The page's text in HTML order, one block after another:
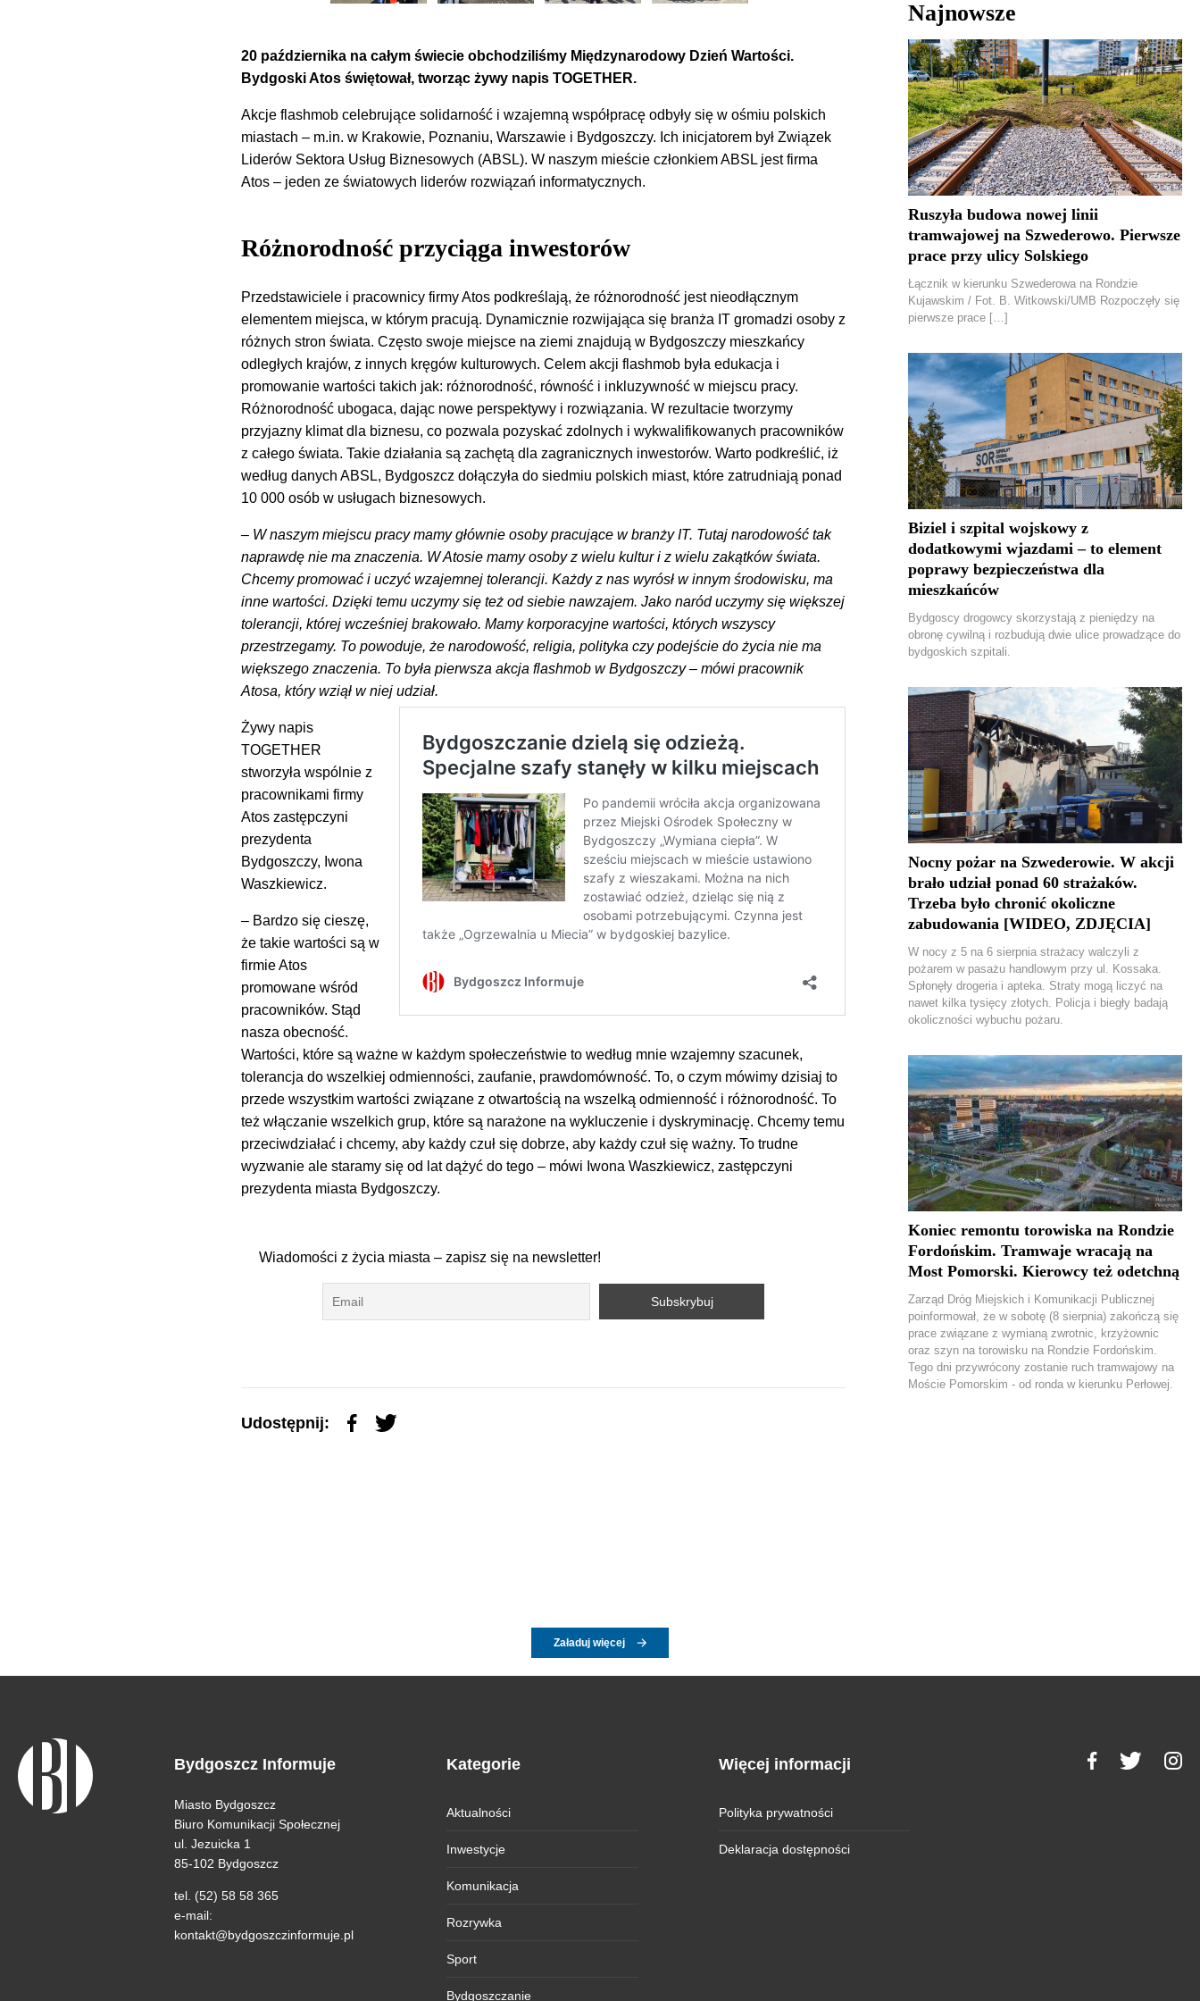
20 października na całym świecie obchodziliśmy Międzynarodowy Dzień Wartości.
Bydgoski Atos świętował, tworząc żywy napis TOGETHER.
Akcje flashmob celebrujące solidarność i wzajemną współpracę odbyły się w ośmiu polskich
miastach – m.in. w Krakowie, Poznaniu, Warszawie i Bydgoszczy. Ich inicjatorem był Związek
Liderów Sektora Usług Biznesowych (ABSL). W naszym mieście członkiem ABSL jest firma
Atos – jeden ze światowych liderów rozwiązań informatycznych.
Różnorodność przyciąga inwestorów
Przedstawiciele i pracownicy firmy Atos podkreślają, że różnorodność jest nieodłącznym
elementem miejsca, w którym pracują. Dynamicznie rozwijająca się branża IT gromadzi osoby z
różnych stron świata. Często swoje miejsce na ziemi znajdują w Bydgoszczy mieszkańcy
odległych krajów, z innych kręgów kulturowych. Celem akcji flashmob była edukacja i
promowanie wartości takich jak: różnorodność, równość i inkluzywność w miejscu pracy.
Różnorodność ubogaca, dając nowe perspektywy i rozwiązania. W rezultacie tworzymy
przyjazny klimat dla biznesu, co pozwala pozyskać zdolnych i wykwalifikowanych pracowników
z całego świata. Takie działania są zachętą dla zagranicznych inwestorów. Warto podkreślić, iż
według danych ABSL, Bydgoszcz dołączyła do siedmiu polskich miast, które zatrudniają ponad
10 000 osób w usługach biznesowych.
– W naszym miejscu pracy mamy głównie osoby pracujące w branży IT. Tutaj narodowość tak
naprawdę nie ma znaczenia. W Atosie mamy osoby z wielu kultur i z wielu zakątków świata.
Chcemy promować i uczyć wzajemnej tolerancji. Każdy z nas wyrósł w innym środowisku, ma
inne wartości. Dzięki temu uczymy się też od siebie nawzajem. Jako naród uczymy się większej
tolerancji, której wcześniej brakowało. Mamy korporacyjne wartości, których wszyscy
przestrzegamy. To powoduje, że narodowość, religia, polityka czy podejście do życia nie ma
większego znaczenia. To była pierwsza akcja flashmob w Bydgoszczy – mówi pracownik
Atosa, który wziął w niej udział.
Żywy napis
TOGETHER
stworzyła wspólnie z
pracownikami firmy
Atos zastępczyni
prezydenta
Bydgoszczy, Iwona
Waszkiewicz.
– Bardzo się cieszę,
że takie wartości są w
firmie Atos
promowane wśród
pracowników. Stąd
nasza obecność.
Wartości, które są ważne w każdym społeczeństwie to według mnie wzajemny szacunek,
tolerancja do wszelkiej odmienności, zaufanie, prawdomówność. To, o czym mówimy dzisiaj to
przede wszystkim wartości związane z otwartością na wszelką odmienność i różnorodność. To
też włączanie wszelkich grup, które są narażone na wykluczenie i dyskryminację. Chcemy temu
przeciwdziałać i chcemy, aby każdy czuł się dobrze, aby każdy czuł się ważny. To trudne
wyzwanie ale staramy się od lat dążyć do tego – mówi Iwona Waszkiewicz, zastępczyni
prezydenta miasta Bydgoszczy.
Wiadomości z życia miasta – zapisz się na newsletter!
Udostępnij:
Najnowsze
Ruszyła budowa nowej linii
tramwajowej na Szwederowo. Pierwsze
prace przy ulicy Solskiego
Łącznik w kierunku Szwederowa na Rondzie
Kujawskim / Fot. B. Witkowski/UMB Rozpoczęły się
pierwsze prace […]
Biziel i szpital wojskowy z
dodatkowymi wjazdami – to element
poprawy bezpieczeństwa dla
mieszkańców
Bydgoscy drogowcy skorzystają z pieniędzy na
obronę cywilną i rozbudują dwie ulice prowadzące do
bydgoskich szpitali.
Nocny pożar na Szwederowie. W akcji
brało udział ponad 60 strażaków.
Trzeba było chronić okoliczne
zabudowania [WIDEO, ZDJĘCIA]
W nocy z 5 na 6 sierpnia strażacy walczyli z
pożarem w pasażu handlowym przy ul. Kossaka.
Spłonęły drogeria i apteka. Straty mogą liczyć na
nawet kilka tysięcy złotych. Policja i biegły badają
okoliczności wybuchu pożaru.
Koniec remontu torowiska na Rondzie
Fordońskim. Tramwaje wracają na
Most Pomorski. Kierowcy też odetchną
Zarząd Dróg Miejskich i Komunikacji Publicznej
poinformował, że w sobotę (8 sierpnia) zakończą się
prace związane z wymianą zwrotnic, krzyżownic
oraz szyn na torowisku na Rondzie Fordońskim.
Tego dni przywrócony zostanie ruch tramwajowy na
Moście Pomorskim - od ronda w kierunku Perłowej.
Załaduj więcej
Bydgoszcz Informuje
Miasto Bydgoszcz
Biuro Komunikacji Społecznej
ul. Jezuicka 1
85-102 Bydgoszcz
tel. (52) 58 58 365
e-mail:
kontakt@bydgoszczinformuje.pl
Kategorie
Aktualności
Inwestycje
Komunikacja
Rozrywka
Sport
Bydgoszczanie
Więcej informacji
Polityka prywatności
Deklaracja dostępności